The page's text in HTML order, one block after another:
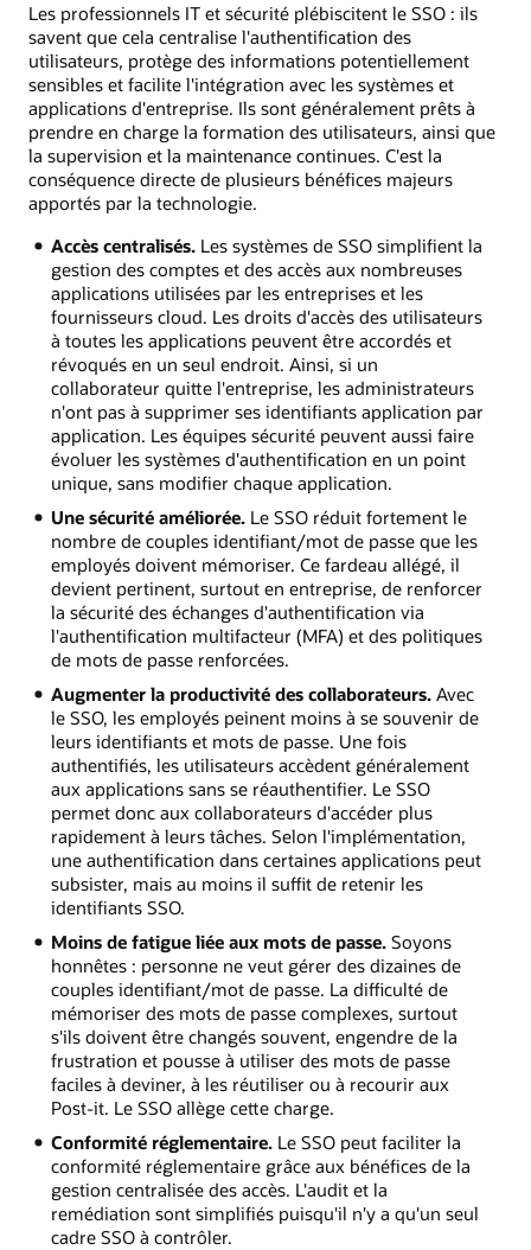
Les professionnels IT et sécurité plébiscitent le SSO : ils
savent que cela centralise l'authentification des
utilisateurs, protège des informations potentiellement
sensibles et facilite l'intégration avec les systèmes et
applications d'entreprise. Ils sont généralement prêts à
prendre en charge la formation des utilisateurs, ainsi que
la supervision et la maintenance continues. C'est la
conséquence directe de plusieurs bénéfices majeurs
apportés par la technologie.
Accès centralisés.Les systèmes de SSO simplifient la
gestion des comptes et des accès aux nombreuses
applications utilisées par les entreprises et les
fournisseurs cloud. Les droits d'accès des utilisateurs
à toutes les applications peuvent être accordés et
révoqués en un seul endroit. Ainsi, si un
collaborateur quitte l'entreprise, les administrateurs
n'ont pas à supprimer ses identifiants application par
application. Les équipes sécurité peuvent aussi faire
évoluer les systèmes d'authentification en un point
unique, sans modifier chaque application.
Une sécurité améliorée.Le SSO réduit fortement le
nombre de couples identifiant/mot de passe que les
employés doivent mémoriser. Ce fardeau allégé, il
devient pertinent, surtout en entreprise, de renforcer
la sécurité des échanges d'authentification via
l'authentification multifacteur (MFA) et des politiques
de mots de passe renforcées.
Augmenter la productivité des collaborateurs.Avec
le SSO, les employés peinent moins à se souvenir de
leurs identifiants et mots de passe. Une fois
authentifiés, les utilisateurs accèdent généralement
aux applications sans se réauthentifier. Le SSO
permet donc aux collaborateurs d'accéder plus
rapidement à leurs tâches. Selon l'implémentation,
une authentification dans certaines applications peut
subsister, mais au moins il suffit de retenir les
identifiants SSO.
Moins de fatigue liée aux mots de passe.Soyons
honnêtes : personne ne veut gérer des dizaines de
couples identifiant/mot de passe. La difficulté de
mémoriser des mots de passe complexes, surtout
s'ils doivent être changés souvent, engendre de la
frustration et pousse à utiliser des mots de passe
faciles à deviner, à les réutiliser ou à recourir aux
Post‑it. Le SSO allège cette charge.
Conformité réglementaire.Le SSO peut faciliter la
conformité réglementaire grâce aux bénéfices de la
gestion centralisée des accès. L'audit et la
remédiation sont simplifiés puisqu'il n'y a qu'un seul
cadre SSO à contrôler.